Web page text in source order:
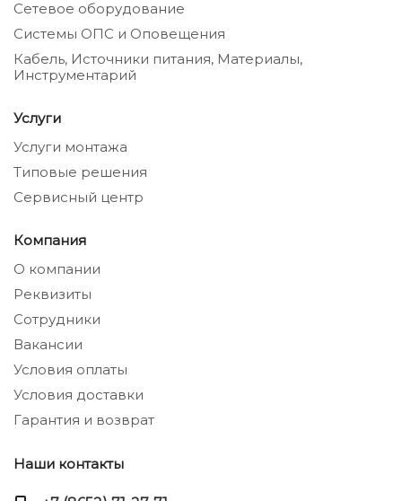
Сетевое оборудование
Системы ОПС и Оповещения
Кабель, Источники питания, Материалы,
Инструментарий
Услуги
Услуги монтажа
Типовые решения
Сервисный центр
Компания
О компании
Реквизиты
Сотрудники
Вакансии
Условия оплаты
Условия доставки
Гарантия и возврат
Наши контакты